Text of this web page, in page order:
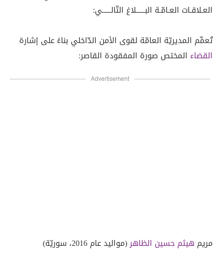
العـلاقـات العـامّـة البــــــلاغ التّالــــــي:
تُعمِّم المديريّة العامّة لقوى الأمن الدّاخلي بناءً على إشارة
القضاء المختص صورة المفقودة القاصر:
Advertisement
مريم هيثم حسين الظاهر(مواليد عام 2016، سوريّة)